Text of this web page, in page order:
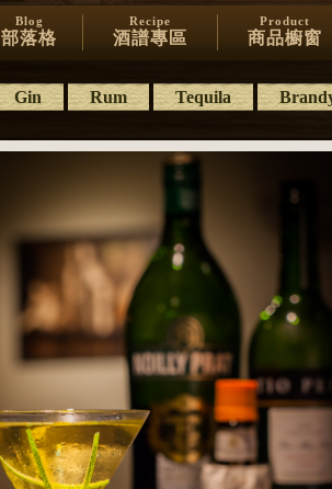
Blog
部落格
Recipe
酒譜專區
Product
商品櫥窗
Gin Rum Tequila